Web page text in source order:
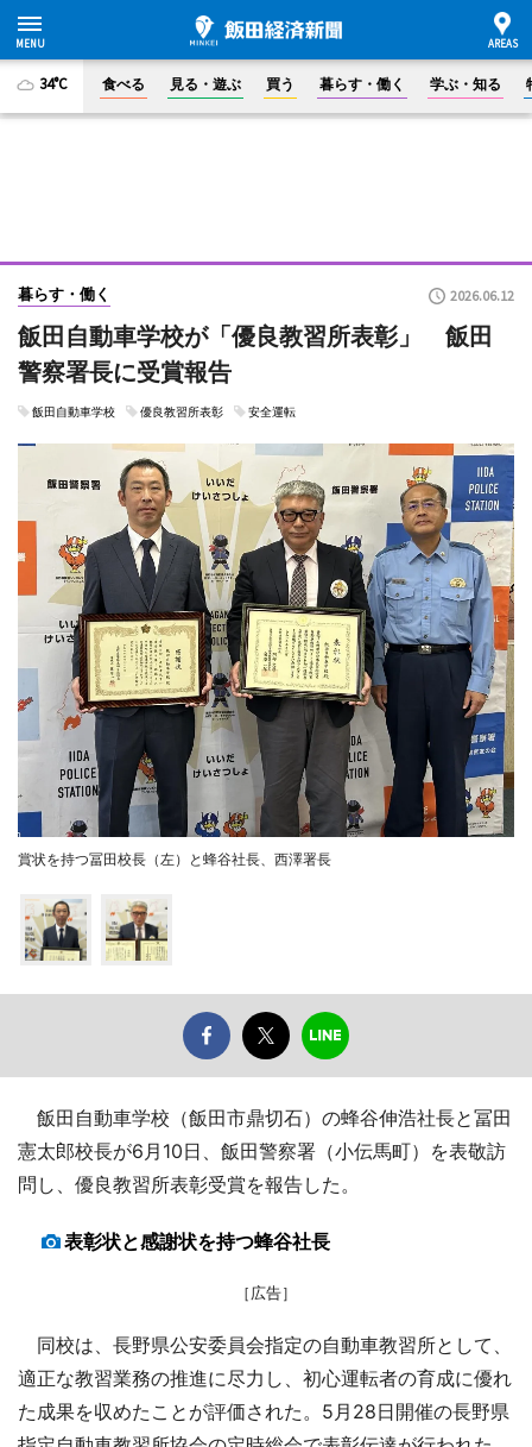
34°C 食べる 見る・遊ぶ 買う 暮らす・働く 学ぶ・知る
暮らす・働く 2026.06.12
飯田自動車学校が「優良教習所表彰」 飯田
警察署長に受賞報告
飯田自動車学校 優良教習所表彰 安全運転
賞状を持つ冨田校長（左）と蜂谷社長、西澤署長
飯田自動車学校（飯田市鼎切石）の蜂谷伸浩社長と冨田
憲太郎校長が6月10日、飯田警察署（小伝馬町）を表敬訪
問し、優良教習所表彰受賞を報告した。
表彰状と感謝状を持つ蜂谷社長
［広告］
同校は、長野県公安委員会指定の自動車教習所として、
適正な教習業務の推進に尽力し、初心運転者の育成に優れ
た成果を収めたことが評価された。5月28日開催の長野県